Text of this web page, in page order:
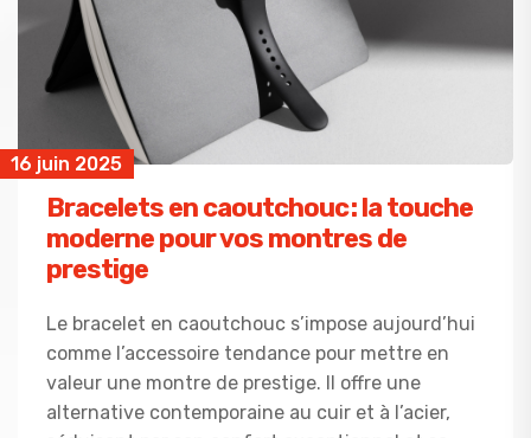
16 juin 2025
Bracelets en caoutchouc : la touche
moderne pour vos montres de
prestige
Le bracelet en caoutchouc s’impose aujourd’hui
comme l’accessoire tendance pour mettre en
valeur une montre de prestige. Il offre une
alternative contemporaine au cuir et à l’acier,